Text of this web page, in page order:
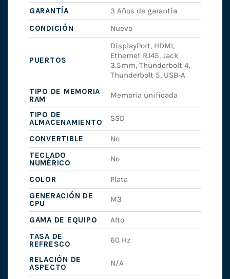
GARANTÍA
3 Años de garantía
CONDICIÓN
Nuevo
PUERTOS
DisplayPort, HDMI,
Ethernet RJ45, Jack
3.5mm, Thunderbolt 4,
Thunderbolt 5, USB-A
TIPO DE MEMORIA
RAM
Memoria unificada
TIPO DE
ALMACENAMIENTO
SSD
CONVERTIBLE
No
TECLADO
NUMÉRICO
No
COLOR
Plata
GENERACIÓN DE
CPU
M3
GAMA DE EQUIPO
Alto
TASA DE
REFRESCO
60 Hz
RELACIÓN DE
ASPECTO
N/A